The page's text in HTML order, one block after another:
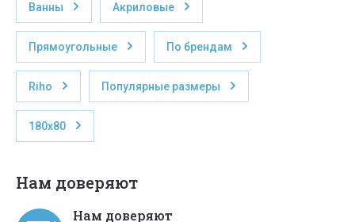
Ванны Акриловые
Прямоугольные По брендам
Riho Популярные размеры
180х80
Нам доверяют
Нам доверяют